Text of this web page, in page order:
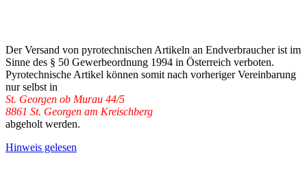
Der Versand von pyrotechnischen Artikeln an Endverbraucher ist im
Sinne des § 50 Gewerbeordnung 1994 in Österreich verboten.
Pyrotechnische Artikel können somit nach vorheriger Vereinbarung
nur selbst in
St. Georgen ob Murau 44/5
8861 St. Georgen am Kreischberg
abgeholt werden.
Hinweis gelesen